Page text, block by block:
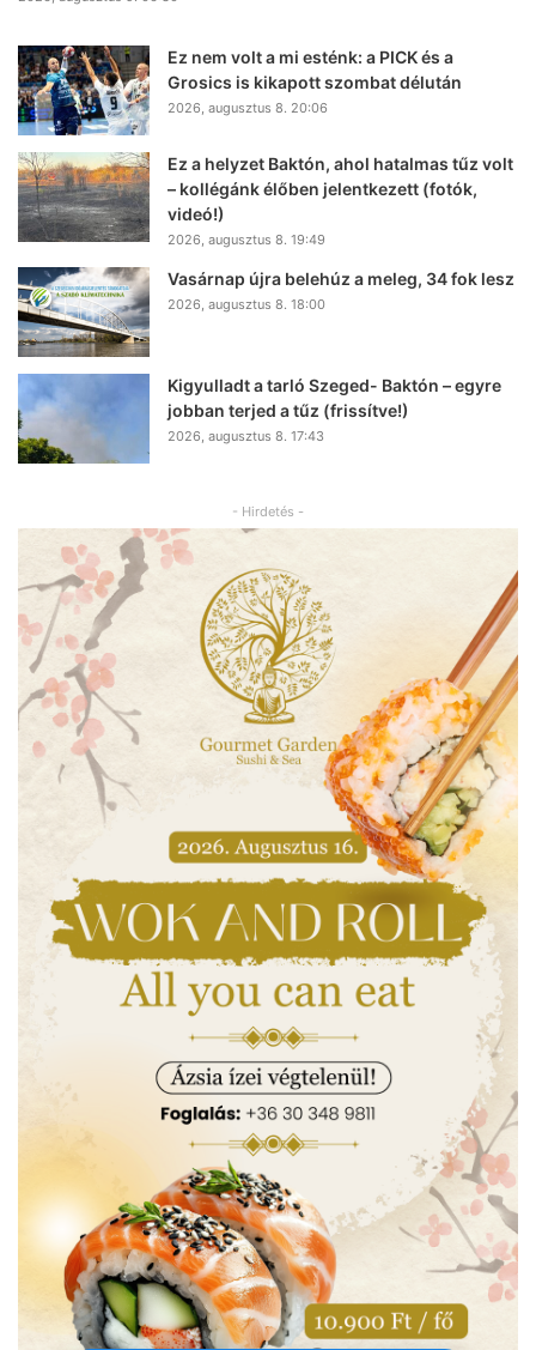
Ez nem volt a mi esténk: a PICK és a
Grosics is kikapott szombat délután
2026, augusztus 8. 20:06
Ez a helyzet Baktón, ahol hatalmas tűz volt
– kollégánk élőben jelentkezett (fotók,
videó!)
2026, augusztus 8. 19:49
Vasárnap újra belehúz a meleg, 34 fok lesz
2026, augusztus 8. 18:00
Kigyulladt a tarló Szeged- Baktón – egyre
jobban terjed a tűz (frissítve!)
2026, augusztus 8. 17:43
- Hirdetés -